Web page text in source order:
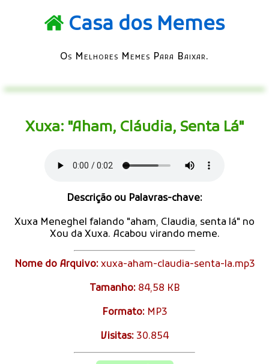
Casa dos Memes
Os Melhores Memes Para Baixar.
Xuxa: "Aham, Cláudia, Senta Lá"
Descrição ou Palavras-chave:
Xuxa Meneghel falando "aham, Claudia, senta lá" no
Xou da Xuxa. Acabou virando meme.
Nome do Arquivo:xuxa-aham-claudia-senta-la.mp3
Tamanho:84,58 KB
Formato:MP3
Visitas:30.854